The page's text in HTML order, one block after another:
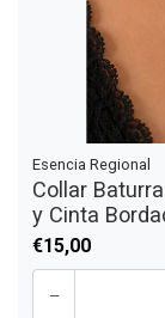
Esencia Regional
Collar
y Cinta
€15,00
-